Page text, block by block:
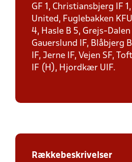
GF 1, Christiansbjerg IF 1,
United, Fuglebakken
4, Hasle B 5, Grejs-Dalen
Gauerslund IF, Blåbjerg
IF, Jerne IF, Vejen SF,
IF (H), Hjordkær UIF.
Rækkebeskrivelser